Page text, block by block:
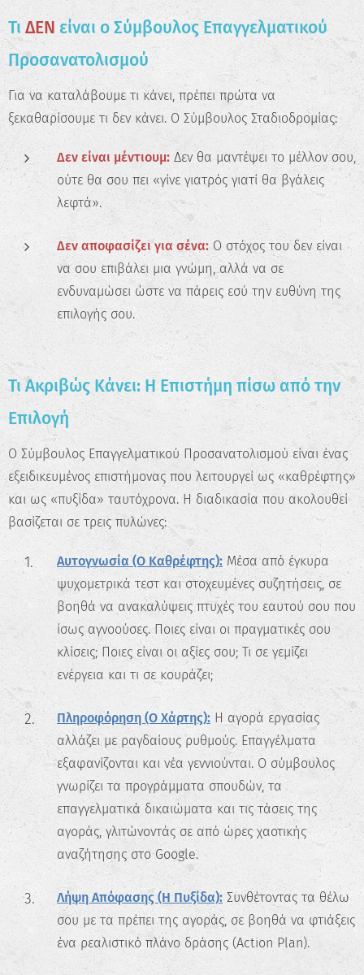
Τι ΔΕΝ είναι ο Σύμβουλος Επαγγελματικού
Προσανατολισμού
Για να καταλάβουμε τι κάνει, πρέπει πρώτα να
ξεκαθαρίσουμε τι δεν κάνει. Ο Σύμβουλος Σταδιοδρομίας:
Δεν είναι μέντιουμ: Δεν θα μαντέψει το μέλλον σου,
ούτε θα σου πει «γίνε γιατρός γιατί θα βγάλεις
λεφτά».
Δεν αποφασίζει για σένα: Ο στόχος του δεν είναι
να σου επιβάλει μια γνώμη, αλλά να σε
ενδυναμώσει ώστε να πάρεις εσύ την ευθύνη της
επιλογής σου.
Τι Ακριβώς Κάνει: Η Επιστήμη πίσω από την
Επιλογή
Ο Σύμβουλος Επαγγελματικού Προσανατολισμού είναι ένας
εξειδικευμένος επιστήμονας που λειτουργεί ως «καθρέφτης»
και ως «πυξίδα» ταυτόχρονα. Η διαδικασία που ακολουθεί
βασίζεται σε τρεις πυλώνες:
Αυτογνωσία (Ο Καθρέφτης): Μέσα από έγκυρα
ψυχομετρικά τεστ και στοχευμένες συζητήσεις, σε
βοηθά να ανακαλύψεις πτυχές του εαυτού σου που
ίσως αγνοούσες. Ποιες είναι οι πραγματικές σου
κλίσεις; Ποιες είναι οι αξίες σου; Τι σε γεμίζει
ενέργεια και τι σε κουράζει;
Πληροφόρηση (Ο Χάρτης): Η αγορά εργασίας
αλλάζει με ραγδαίους ρυθμούς. Επαγγέλματα
εξαφανίζονται και νέα γεννιούνται. Ο σύμβουλος
γνωρίζει τα προγράμματα σπουδών, τα
επαγγελματικά δικαιώματα και τις τάσεις της
αγοράς, γλιτώνοντάς σε από ώρες χαοτικής
αναζήτησης στο Google.
Λήψη Απόφασης (Η Πυξίδα): Συνθέτοντας τα θέλω
σου με τα πρέπει της αγοράς, σε βοηθά να φτιάξεις
ένα ρεαλιστικό πλάνο δράσης (Action Plan).